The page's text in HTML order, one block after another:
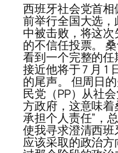
西班牙社会党首相
前举行全国大选
中被击败，将这
的不信任投票。
看到一个完整的任
接近他将于 7 月 1
的尾声。 但周日
民党（PP）从社
方政府，这意味
承担个人责任”，
使我寻求澄清西
应该采取的政治